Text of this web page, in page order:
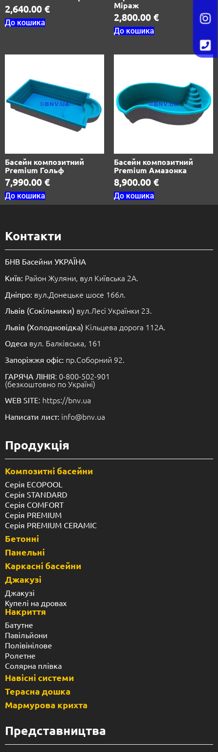
2,640.00 €
До кошика
Міраж
2,800.00 €
До кошика
Басейн композитний
Premium Гольф
7,990.00 €
До кошика
Басейн композитний
Premium Амазонка
8,900.00 €
До кошика
Контакти
БНВ Басейни УКРАЇНА
Київ: Район Жуляни, вул Київська 2А.
Дніпро: вул.Донецьке шосе 166л.
Львів (Сокільники) вул.Лесі Українки 23.
Львів (Холодновідка) Кільцева дорога 112А.
Одеса вул. Балківська, 161
Запоріжжя офіс: пр.Соборний 92.
ГАРЯЧА ЛІНІЯ: 0-800-502-901
(безкоштовно по Україні)
WEB SITE: https://bnv.ua
Написати лист: info@bnv.ua
Продукція
Композитні басейни
Серія ECOPOOL
Серія STANDARD
Серія COMFORT
Серія PREMIUM
Серія PREMIUM CERAMIC
Бетонні
Панельні
Каркасні басейни
Джакузі
Джакузі
Купелі на дровах
Накриття
Батутне
Павільйони
Полівінілове
Ролетне
Солярна плівка
Навісні системи
Терасна дошка
Мармурова крихта
Представництва